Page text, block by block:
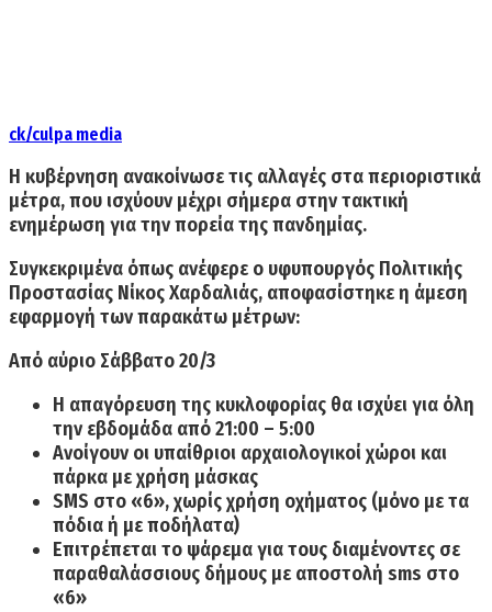
ck/culpa media
Η κυβέρνηση ανακοίνωσε τις αλλαγές στα περιοριστικά
μέτρα, που ισχύουν μέχρι σήμερα στην τακτική
ενημέρωση για την πορεία της πανδημίας.
Συγκεκριμένα όπως ανέφερε ο υφυπουργός Πολιτικής
Προστασίας Νίκος Χαρδαλιάς, αποφασίστηκε η άμεση
εφαρμογή των παρακάτω μέτρων:
Από αύριο Σάββατο 20/3
Η απαγόρευση της κυκλοφορίας θα ισχύει για όλη
την εβδομάδα από 21:00 – 5:00
Ανοίγουν οι υπαίθριοι αρχαιολογικοί χώροι και
πάρκα με χρήση μάσκας
SMS στο «6», χωρίς χρήση οχήματος (μόνο με τα
πόδια ή με ποδήλατα)
Επιτρέπεται το ψάρεμαγια τους διαμένοντες σε
παραθαλάσσιους δήμους με αποστολή sms στο
«6»